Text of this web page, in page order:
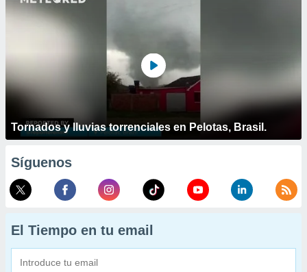
Tornados y lluvias torrenciales en Pelotas, Brasil.
Síguenos
El Tiempo en tu email